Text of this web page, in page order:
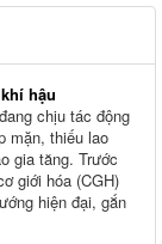
hậu
chịu tác động
mặn, thiếu lao
gia tăng. Trước
giới hóa (CGH)
hiện đại, gắn